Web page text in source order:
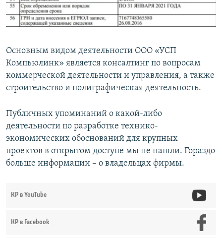
Основным видом деятельности ООО «УСП
Компьюлинк» является консалтинг по вопросам
коммерческой деятельности и управления, а также
строительство и полиграфическая деятельность.
Публичных упоминаний о какой-либо
деятельности по разработке технико-
экономических обоснований для крупных
проектов в открытом доступе мы не нашли. Гораздо
больше информации – о владельцах фирмы.
КР в YouTube
КР в Facebook